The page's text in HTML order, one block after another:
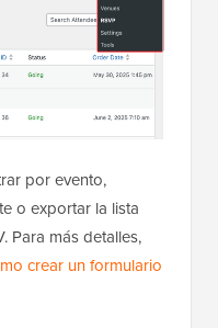
por evento,
o exportar la lista
Para más detalles,
crear un formulario